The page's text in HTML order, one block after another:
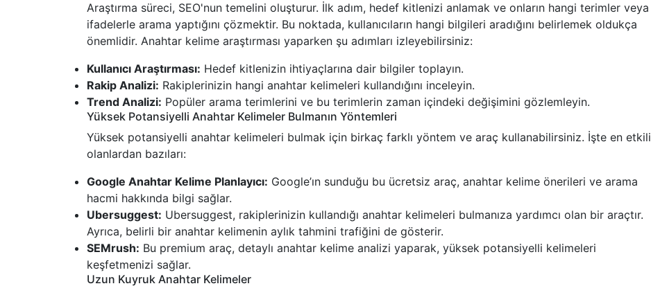
Araştırma süreci, SEO'nun temelini oluşturur. İlk adım, hedef kitlenizi anlamak ve onların hangi terimler veya
ifadelerle arama yaptığını çözmektir. Bu noktada, kullanıcıların hangi bilgileri aradığını belirlemek oldukça
önemlidir. Anahtar kelime araştırması yaparken şu adımları izleyebilirsiniz:
Kullanıcı Araştırması: Hedef kitlenizin ihtiyaçlarına dair bilgiler toplayın.
Rakip Analizi: Rakiplerinizin hangi anahtar kelimeleri kullandığını inceleyin.
Trend Analizi: Popüler arama terimlerini ve bu terimlerin zaman içindeki değişimini gözlemleyin.
Yüksek Potansiyelli Anahtar Kelimeler Bulmanın Yöntemleri
Yüksek potansiyelli anahtar kelimeleri bulmak için birkaç farklı yöntem ve araç kullanabilirsiniz. İşte en etkili
olanlardan bazıları:
Google Anahtar Kelime Planlayıcı: Google’ın sunduğu bu ücretsiz araç, anahtar kelime önerileri ve arama
hacmi hakkında bilgi sağlar.
Ubersuggest: Ubersuggest, rakiplerinizin kullandığı anahtar kelimeleri bulmanıza yardımcı olan bir araçtır.
Ayrıca, belirli bir anahtar kelimenin aylık tahmini trafiğini de gösterir.
SEMrush: Bu premium araç, detaylı anahtar kelime analizi yaparak, yüksek potansiyelli kelimeleri
keşfetmenizi sağlar.
Uzun Kuyruk Anahtar Kelimeler